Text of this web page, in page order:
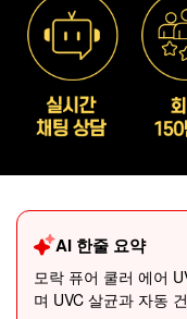
AI 한줄 요약
모락 퓨어 쿨러 에어
며 UVC 살균과 자동